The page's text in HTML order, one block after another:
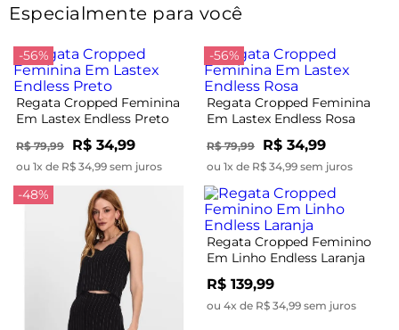
Especialmente para você
-56%
Regata Cropped Feminina
Em Lastex Endless Preto
R$ 79,99 R$ 34,99
ou 1x de R$ 34,99 sem juros
-56%
Regata Cropped Feminina
Em Lastex Endless Rosa
R$ 79,99 R$ 34,99
ou 1x de R$ 34,99 sem juros
-48%
Regata Cropped Feminino
Em Linho Endless Laranja
R$ 139,99
ou 4x de R$ 34,99 sem juros